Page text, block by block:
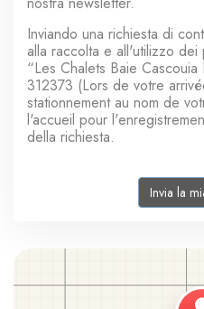
Inviando una richiesta di
alla raccolta e all'utilizzo
“Les Chalets Baie
312373 (Lors de votre
stationnement au nom de
l'accueil pour
della richiesta.